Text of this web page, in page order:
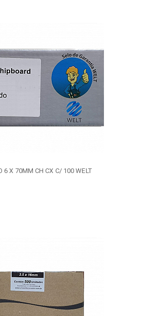
6 X 70MM CH CX C/ 100 WELT